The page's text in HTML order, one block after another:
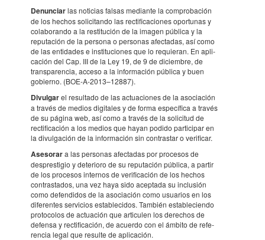
Denun­ciarlas noti­cias falsas medi­ante la compro­ba­ción
de los hechos soli­ci­tando las recti­fi­ca­ci­o­nes opor­tu­nas y
cola­bo­rando a la resti­tu­ción de la imagen pública y la
repu­ta­ción de la persona o perso­nas afec­ta­das, así como
de las enti­da­des e insti­tu­ci­o­nes que lo requi­e­ran. En apli­
ca­ción del Cap. III de la Ley 19, de 9 de dici­em­bre, de
trans­pa­ren­cia, acceso a la infor­ma­ción pública y buen
gobi­erno. (BOE-A-2013–12887).
Divul­garel resul­tado de las actu­a­ci­o­nes de la asoci­a­ción
a través de medios digi­ta­les y de forma espe­cí­fica a través
de su página web, así como a través de la soli­ci­tud de
recti­fi­ca­ción a los medios que hayan podido parti­ci­par en
la divul­ga­ción de la infor­ma­ción sin contras­tar o veri­fi­car.
Aseso­rara las perso­nas afec­ta­das por proce­sos de
despres­ti­gio y dete­ri­oro de su repu­ta­ción pública, a partir
de los proce­sos inter­nos de veri­fi­ca­ción de los hechos
contras­ta­dos, una vez haya sido acep­tada su inclu­sión
como defen­di­dos de la asoci­a­ción como usua­rios en los
dife­ren­tes servi­cios esta­ble­ci­dos. También esta­ble­ci­endo
proto­co­los de actu­a­ción que arti­cu­len los dere­chos de
defensa y recti­fi­ca­ción, de acuerdo con el ámbito de refe­
ren­cia legal que resulte de apli­ca­ción.